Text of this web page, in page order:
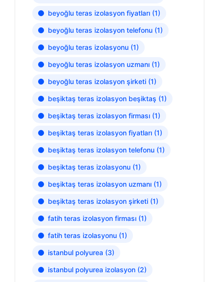
beyoğlu teras izolasyon fiyatları (1)
beyoğlu teras izolasyon telefonu (1)
beyoğlu teras izolasyonu (1)
beyoğlu teras izolasyon uzmanı (1)
beyoğlu teras izolasyon şirketi (1)
beşiktaş teras izolasyon beşiktaş (1)
beşiktaş teras izolasyon firması (1)
beşiktaş teras izolasyon fiyatları (1)
beşiktaş teras izolasyon telefonu (1)
beşiktaş teras izolasyonu (1)
beşiktaş teras izolasyon uzmanı (1)
beşiktaş teras izolasyon şirketi (1)
fatih teras izolasyon firması (1)
fatih teras izolasyonu (1)
istanbul polyurea (3)
istanbul polyurea izolasyon (2)